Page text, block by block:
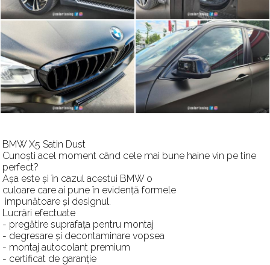
BMW X5 Satin Dust
Cunoști acel moment când cele mai bune haine vin pe tine
perfect?
Așa este și în cazul acestui BMW o
culoare care ai pune în evidență formele
impunătoare și designul.
Lucrări efectuate
- pregătire suprafața pentru montaj
- degresare și decontaminare vopsea
- montaj autocolant premium
- certificat de garanție